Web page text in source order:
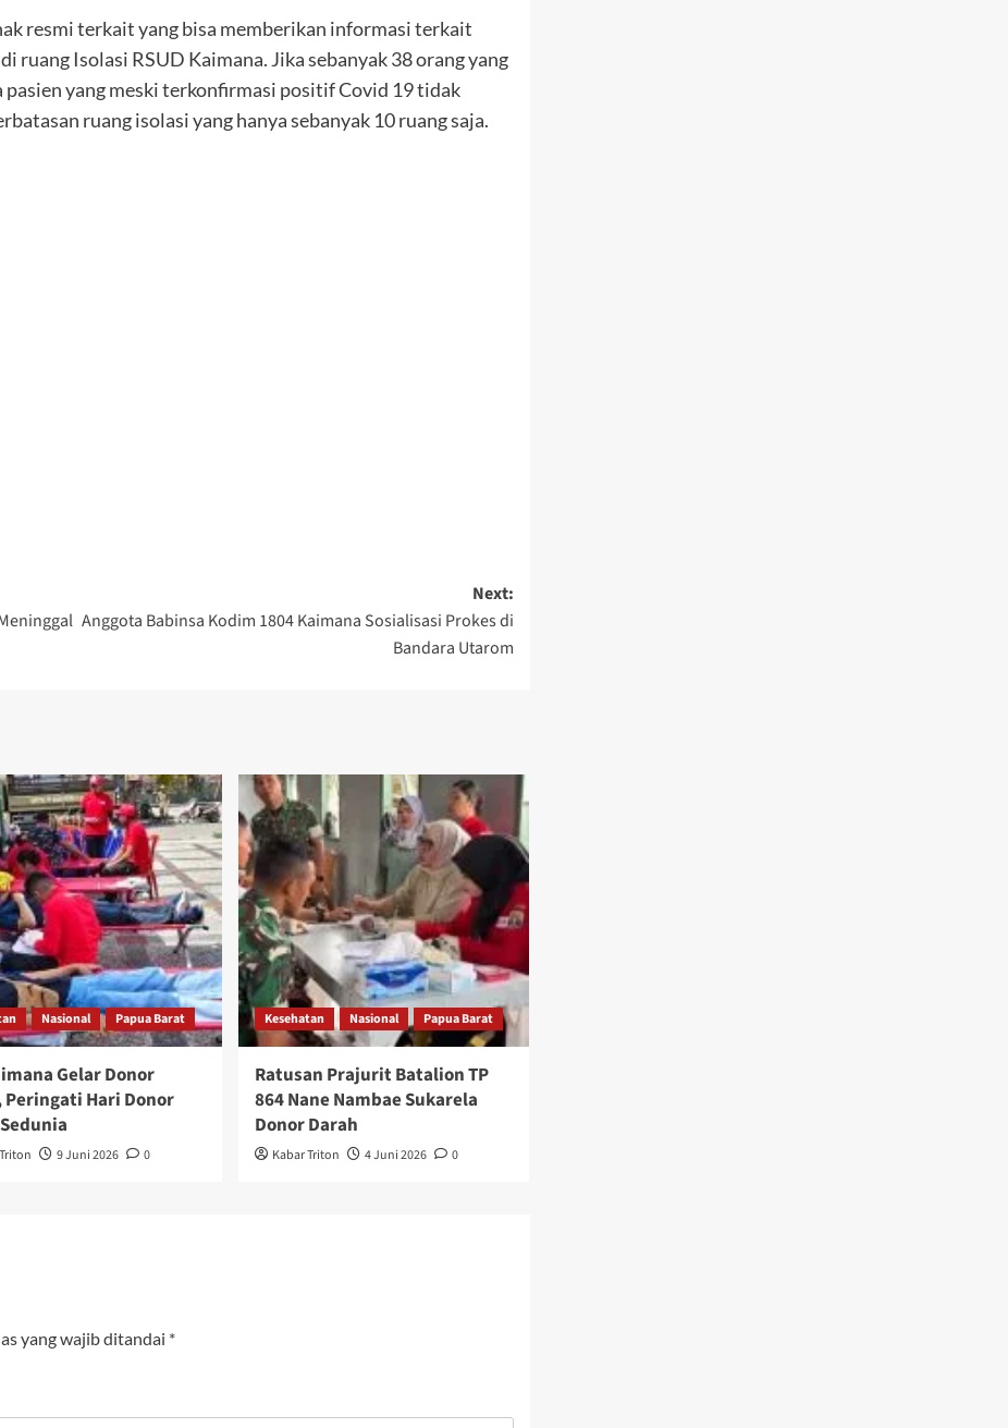
resmi terkait yang bisa memberikan informasi terkait
ruang Isolasi RSUD Kaimana. Jika sebanyak 38 orang yang
yang meski terkonfirmasi positif Covid 19 tidak
ruang isolasi yang hanya sebanyak 10 ruang saja.
Next:
Anggota Babinsa Kodim 1804 Kaimana Sosialisasi Prokes di
Bandara Utarom
Nasional Papua Barat
Gelar Donor
Peringati Hari Donor
9 Juni 2026 0
Kesehatan Nasional Papua Barat
Ratusan Prajurit Batalion TP
864 Nane Nambae Sukarela
Donor Darah
Kabar Triton 4 Juni 2026 0
yang wajib ditandai *